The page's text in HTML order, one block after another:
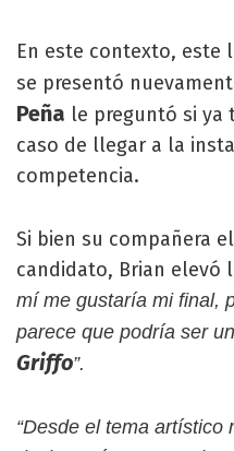
En este contexto, este
se presentó
Peña le preguntó si ya
caso de llegar a la
competencia.
Si bien su compañera
candidato, Brian elevó
mí me gustaría mi final,
parece que podría ser
Griffo”.
“Desde el tema artístico